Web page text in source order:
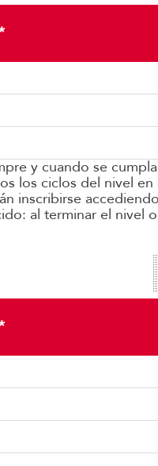
y cuando se
los ciclos del nivel
inscribirse
al terminar el nivel